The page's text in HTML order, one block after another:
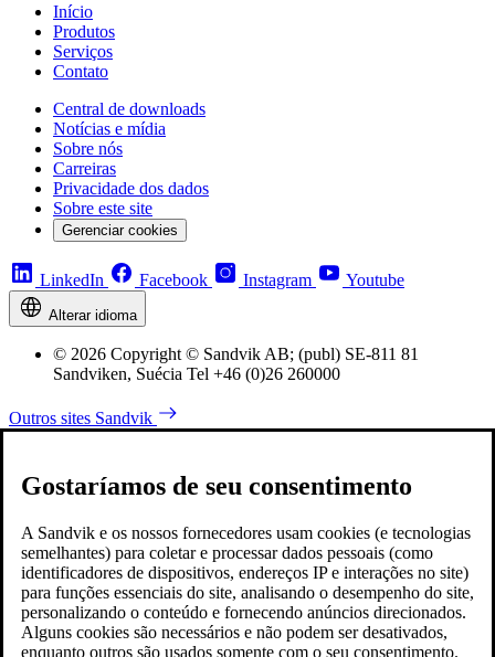
Início
Produtos
Serviços
Contato
Central de downloads
Notícias e mídia
Sobre nós
Carreiras
Privacidade dos dados
Sobre este site
Gerenciar cookies
LinkedIn Facebook Instagram Youtube
Alterar idioma
© 2026 Copyright © Sandvik AB; (publ) SE-811 81
Sandviken, Suécia Tel +46 (0)26 260000
Outros sites Sandvik
Gostaríamos de seu consentimento
A Sandvik e os nossos fornecedores usam cookies (e tecnologias
semelhantes) para coletar e processar dados pessoais (como
identificadores de dispositivos, endereços IP e interações no site)
para funções essenciais do site, analisando o desempenho do site,
personalizando o conteúdo e fornecendo anúncios direcionados.
Alguns cookies são necessários e não podem ser desativados,
enquanto outros são usados somente com o seu consentimento.